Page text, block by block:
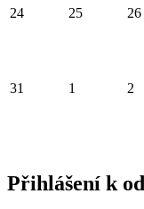
24 25 26
31 1 2
Přihlášení k